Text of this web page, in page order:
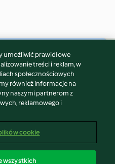
umożliwić prawidłowe
treści i reklam, w
społecznościowych
również informacje na
naszymi partnerom z
reklamowego i
cookie
wszystkich